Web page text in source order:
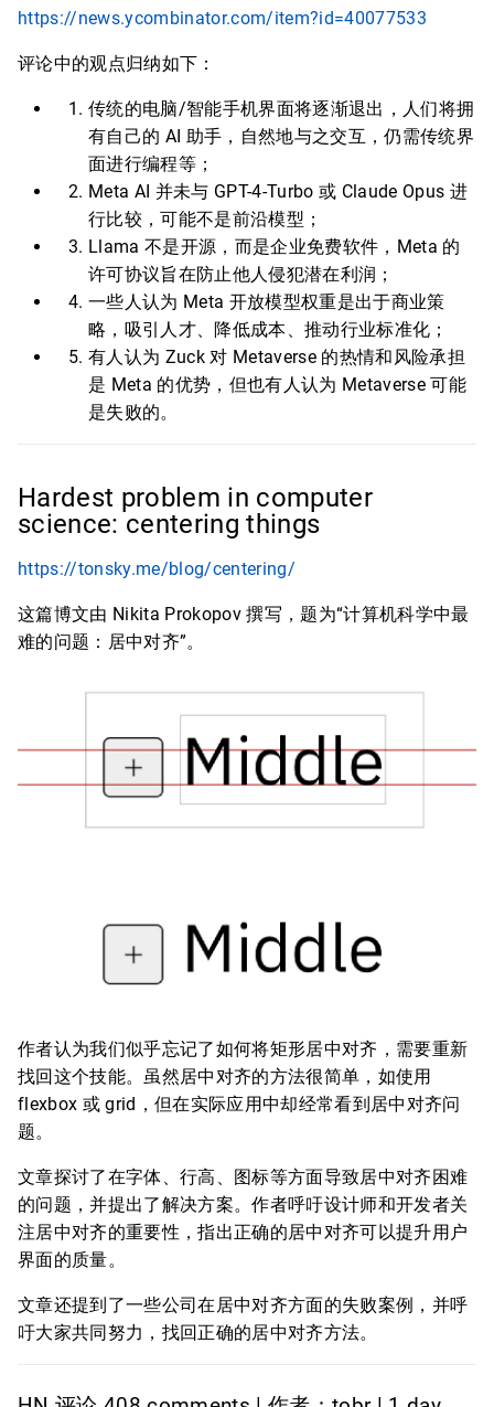
https://news.ycombinator.com/item?id=40077533
评论中的观点归纳如下：
传统的电脑/智能手机界面将逐渐退出，人们将拥
有自己的 AI 助手，自然地与之交互，仍需传统界
面进行编程等；
Meta AI 并未与 GPT-4-Turbo 或 Claude Opus 进
行比较，可能不是前沿模型；
Llama 不是开源，而是企业免费软件，Meta 的
许可协议旨在防止他人侵犯潜在利润；
一些人认为 Meta 开放模型权重是出于商业策
略，吸引人才、降低成本、推动行业标准化；
有人认为 Zuck 对 Metaverse 的热情和风险承担
是 Meta 的优势，但也有人认为 Metaverse 可能
是失败的。
Hardest problem in computer
science: centering things
https://tonsky.me/blog/centering/
这篇博文由 Nikita Prokopov 撰写，题为“计算机科学中最
难的问题：居中对齐”。
作者认为我们似乎忘记了如何将矩形居中对齐，需要重新
找回这个技能。虽然居中对齐的方法很简单，如使用
flexbox 或 grid，但在实际应用中却经常看到居中对齐问
题。
文章探讨了在字体、行高、图标等方面导致居中对齐困难
的问题，并提出了解决方案。作者呼吁设计师和开发者关
注居中对齐的重要性，指出正确的居中对齐可以提升用户
界面的质量。
文章还提到了一些公司在居中对齐方面的失败案例，并呼
吁大家共同努力，找回正确的居中对齐方法。